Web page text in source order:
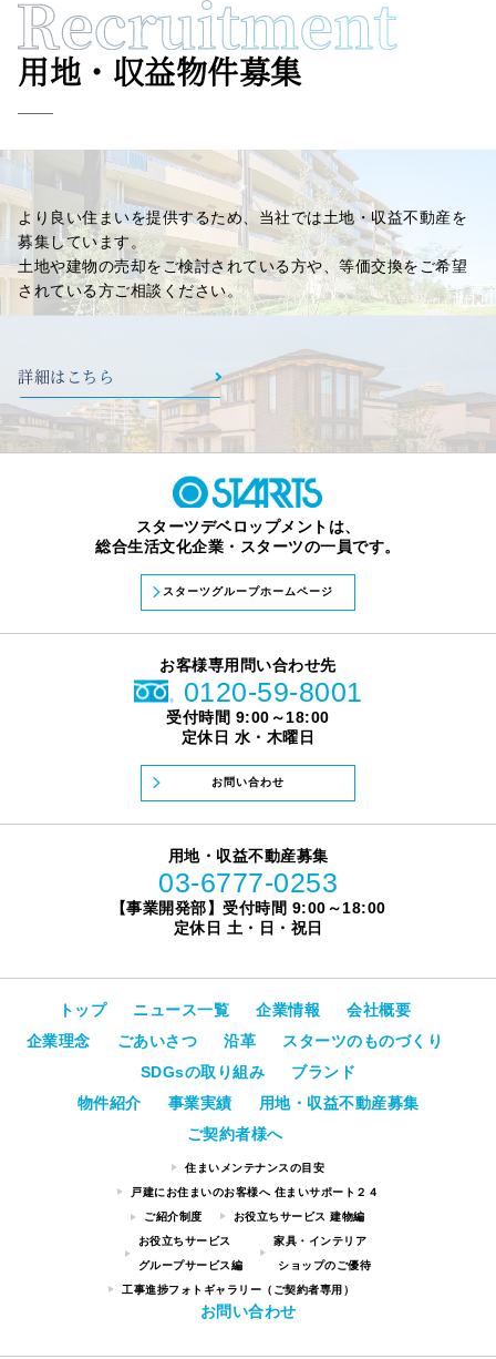
用地・収益物件募集
より良い住まいを提供するため、当社では土地・収益不動産を
募集しています。
土地や建物の売却をご検討されている方や、等価交換をご希望
されている方ご相談ください。
詳細はこちら
スターツデベロップメントは、
総合生活文化企業・スターツの一員です。
スターツグループホームページ
お客様専用問い合わせ先
0120-59-8001
受付時間 9:00～18:00
定休日 水・木曜日
お問い合わせ
用地・収益不動産募集
03-6777-0253
【事業開発部】受付時間 9:00～18:00
定休日 土・日・祝日
トップ ニュース一覧 企業情報
会社概要
企業理念
ごあいさつ 沿革
スターツのものづくり
SDGsの取り組み
ブランド
物件紹介
事業実績
用地・収益不動産募集
ご契約者様へ
住まいメンテナンスの目安
戸建にお住まいのお客様へ 住まいサポート２４
ご紹介制度
お役立ちサービス 建物編
お役立ちサービス
グループサービス編
家具・インテリア
ショップのご優待
工事進捗フォトギャラリー（ご契約者専用）
お問い合わせ